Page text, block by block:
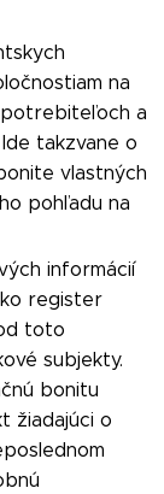
na
a
takzvane o
vlastných
pohľadu na
informácií
register
toto
subjekty.
bonitu
žiadajúci o